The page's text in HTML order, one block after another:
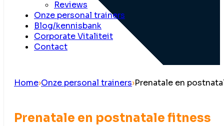
Reviews
Onze personal trainers
Blog/kennisbank
Corporate Vitaliteit
Contact
Home›Onze personal trainers›Prenatale en
Prenatale en postnatale fitness